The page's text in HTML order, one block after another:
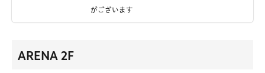
がございます
ARENA 2F